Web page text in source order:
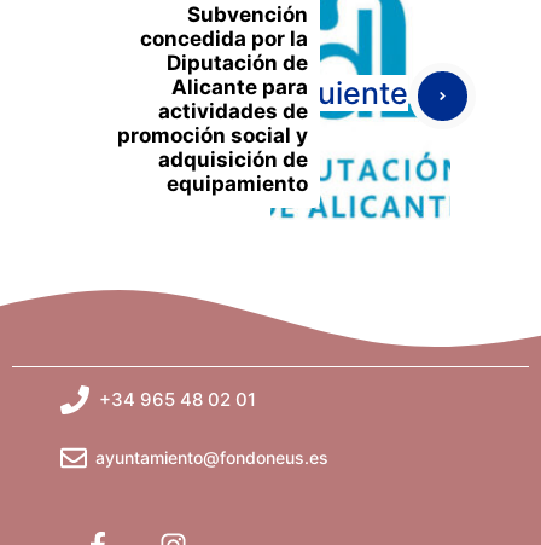
Subvención
concedida por la
Diputación de
Alicante para
actividades de
promoción social y
adquisición de
equipamiento
Siguiente
+34 965 48 02 01
ayuntamiento@fondoneus.es